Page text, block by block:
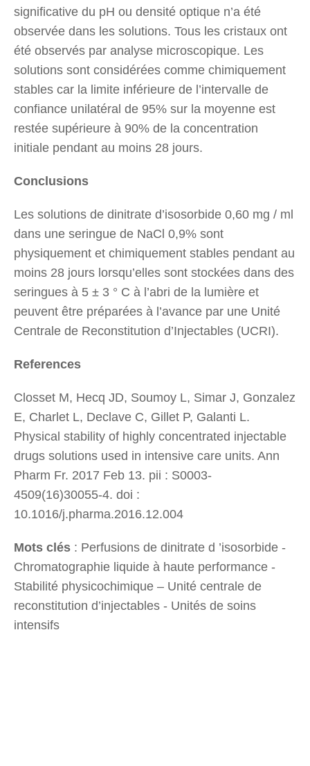
significative du pH ou densité optique n’a été
observée dans les solutions. Tous les cristaux ont
été observés par analyse microscopique. Les
solutions sont considérées comme chimiquement
stables car la limite inférieure de l’intervalle de
confiance unilatéral de 95% sur la moyenne est
restée supérieure à 90% de la concentration
initiale pendant au moins 28 jours.
Conclusions
Les solutions de dinitrate d’isosorbide 0,60 mg / ml
dans une seringue de NaCl 0,9% sont
physiquement et chimiquement stables pendant au
moins 28 jours lorsqu’elles sont stockées dans des
seringues à 5 ± 3 ° C à l’abri de la lumière et
peuvent être préparées à l’avance par une Unité
Centrale de Reconstitution d’Injectables (UCRI).
References
Closset M, Hecq JD, Soumoy L, Simar J, Gonzalez
E, Charlet L, Declave C, Gillet P, Galanti L.
Physical stability of highly concentrated injectable
drugs solutions used in intensive care units. Ann
Pharm Fr. 2017 Feb 13. pii : S0003-
4509(16)30055-4. doi :
10.1016/j.pharma.2016.12.004
Mots clés : Perfusions de dinitrate d ’isosorbide -
Chromatographie liquide à haute performance -
Stabilité physicochimique – Unité centrale de
reconstitution d’injectables - Unités de soins
intensifs